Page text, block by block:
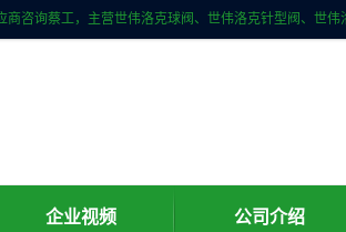
企业视频 公司介绍